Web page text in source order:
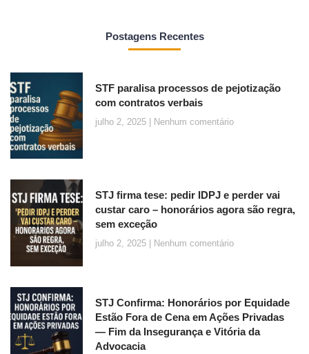
Postagens Recentes
STF paralisa processos de pejotização
com contratos verbais
julho 2, 2025 Nenhum comentário
STJ firma tese: pedir IDPJ e perder vai
custar caro – honorários agora são regra,
sem exceção
julho 2, 2025 Nenhum comentário
STJ Confirma: Honorários por Equidade
Estão Fora de Cena em Ações Privadas
— Fim da Insegurança e Vitória da
Advocacia